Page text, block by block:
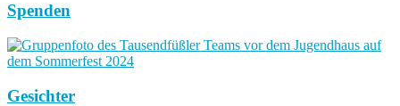
Spenden
Gesichter